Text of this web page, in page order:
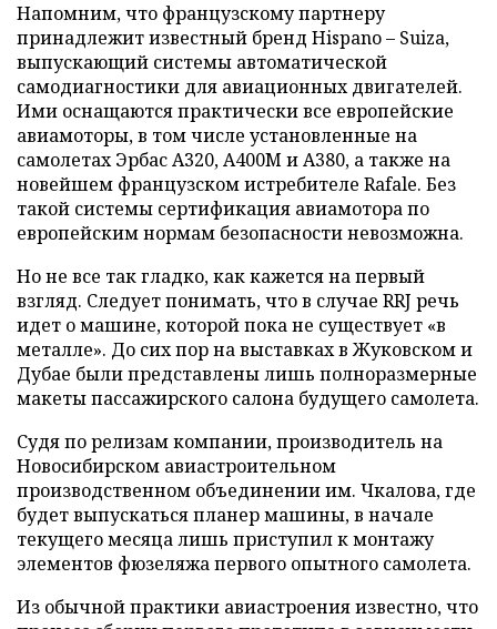
Напомним, что французскому партнеру
принадлежит известный бренд Hispano – Suiza,
выпускающий системы автоматической
самодиагностики для авиационных двигателей.
Ими оснащаются практически все европейские
авиамоторы, в том числе установленные на
самолетах Эрбас A320, A400M и А380, а также на
новейшем французском истребителе Rafale. Без
такой системы сертификация авиамотора по
европейским нормам безопасности невозможна.
Но не все так гладко, как кажется на первый
взгляд. Следует понимать, что в случае RRJ речь
идет о машине, которой пока не существует «в
металле». До сих пор на выставках в Жуковском и
Дубае были представлены лишь полноразмерные
макеты пассажирского салона будущего самолета.
Судя по релизам компании, производитель на
Новосибирском авиастроительном
производственном объединении им. Чкалова, где
будет выпускаться планер машины, в начале
текущего месяца лишь приступил к монтажу
элементов фюзеляжа первого опытного самолета.
Из обычной практики авиастроения известно, что